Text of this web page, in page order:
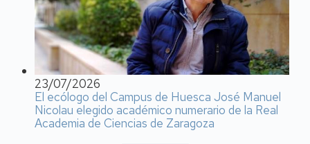
23/07/2026
El ecólogo del Campus de Huesca José Manuel
Nicolau elegido académico numerario de la Real
Academia de Ciencias de Zaragoza